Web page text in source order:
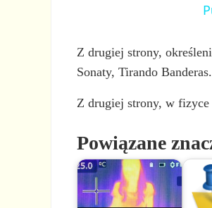
Z drugiej strony,
Sonaty, Tirando Banderas.
Z drugiej strony, w fizyce
Powiązane